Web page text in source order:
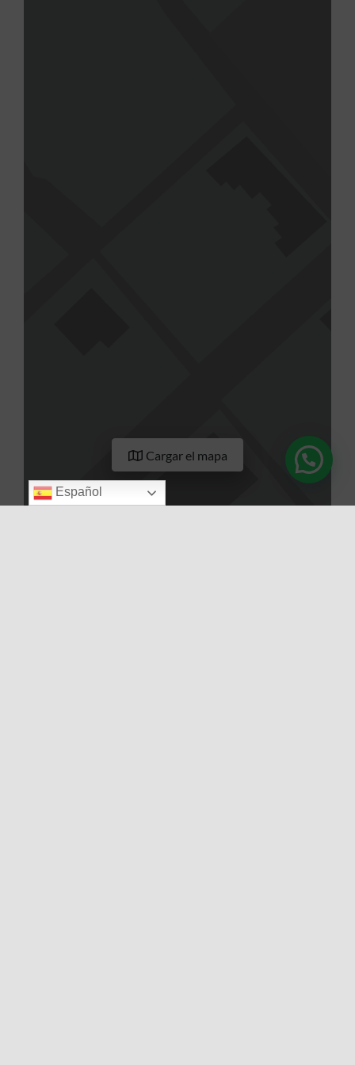
Cargar el mapa
Español